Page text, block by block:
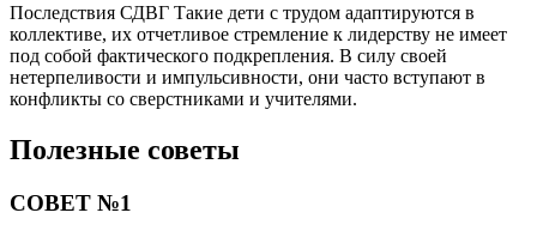
Последствия СДВГ Такие дети с трудом адаптируются в
коллективе, их отчетливое стремление к лидерству не имеет
под собой фактического подкрепления. В силу своей
нетерпеливости и импульсивности, они часто вступают в
конфликты со сверстниками и учителями.
Полезные советы
СОВЕТ №1